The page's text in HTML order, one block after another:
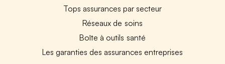
Tops assurances par secteur
Réseaux de soins
Boîte à outils santé
Les garanties des assurances entreprises